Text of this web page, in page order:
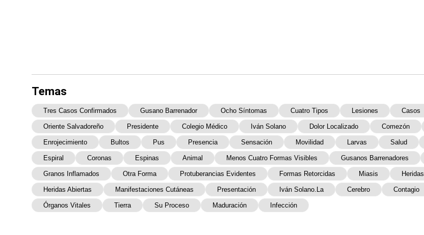
Temas
Tres Casos Confirmados Gusano Barrenador Ocho Síntomas Cuatro Tipos Lesiones Casos
Oriente Salvadoreño Presidente Colegio Médico Iván Solano Dolor Localizado Comezón
Enrojecimiento Bultos Pus Presencia Sensación Movilidad Larvas Salud
Espiral Coronas Espinas Animal Menos Cuatro Formas Visibles Gusanos Barrenadores
Granos Inflamados Otra Forma Protuberancias Evidentes Formas Retorcidas Miasis Heridas
Heridas Abiertas Manifestaciones Cutáneas Presentación Iván Solano.La Cerebro Contagio
Órganos Vitales Tierra Su Proceso Maduración Infección